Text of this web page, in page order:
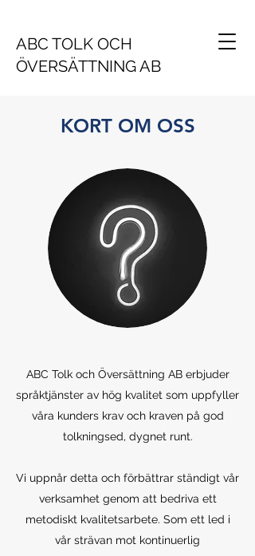
ABC TOLK OCH
ÖVERSÄTTNING AB
KORT OM OSS
ABC Tolk och Översättning AB erbjuder
språktjänster av hög kvalitet som uppfyller
våra kunders krav och kraven på god
tolkningsed, dygnet runt.
Vi uppnår detta och förbättrar ständigt vår
verksamhet genom att bedriva ett
metodiskt kvalitetsarbete. Som ett led i
vår strävan mot kontinuerlig